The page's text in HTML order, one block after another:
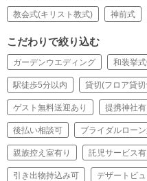
教会式(キリスト教式) 神前式
こだわりで絞り込む
ガーデンウエディング 和装挙
駅徒歩5分以内 貸切(フロア貸
ゲスト無料送迎あり 提携神社有
後払い相談可 ブライダルロー
親族控え室有り 託児サービス有
引き出物持込み可 デザートビ